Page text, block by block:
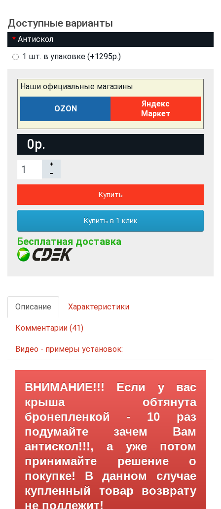
Доступные варианты
Антискол
1 шт. в упаковке (+1295р.)
Наши официальные магазины
OZON
Яндекс
Маркет
0р.
Купить
Купить в 1 клик
Бесплатная доставка
Описание Характеристики
Комментарии (41)
Видео - примеры установок:
ВНИМАНИЕ!!! Если у вас
крыша обтянута
бронепленкой - 10 раз
подумайте зачем Вам
антискол!!!, а уже потом
принимайте решение о
покупке! В данном случае
купленный товар возврату
не подлежит!